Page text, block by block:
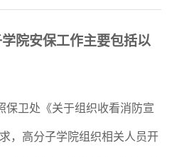
院安保工作主要包括以
保卫处《关于组织收看消防宣
，高分子学院组织相关人员开